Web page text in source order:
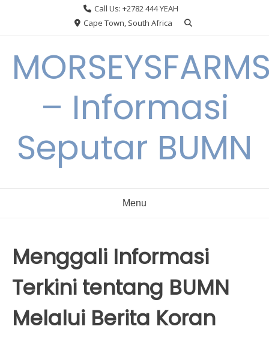
Call Us: +2782 444 YEAH
Cape Town, South Africa
– Informasi
Seputar BUMN
Menu
Menggali Informasi
Terkini tentang BUMN
Melalui Berita Koran